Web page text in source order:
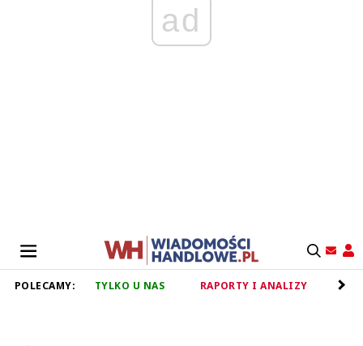
ad
POLECAMY: TYLKO U NAS RAPORTY I ANALIZY